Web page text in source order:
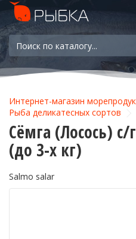
Интернет-магазин
Рыба деликатесных сортов
Сёмга (Лосось)
(до 3-х кг)
Salmo salar